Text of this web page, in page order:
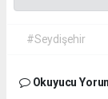
#Seydişehir
Okuyucu